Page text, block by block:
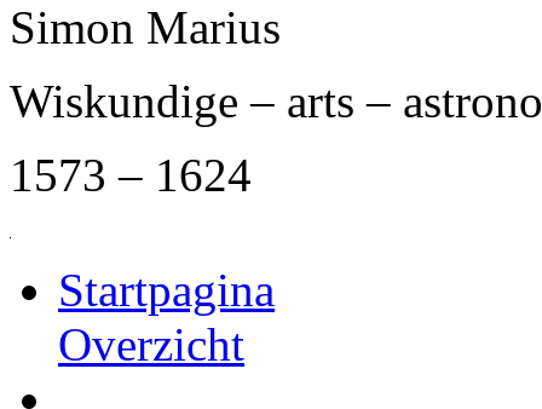
Simon Marius
Wiskundige – arts –
1573 – 1624
Startpagina
Overzicht